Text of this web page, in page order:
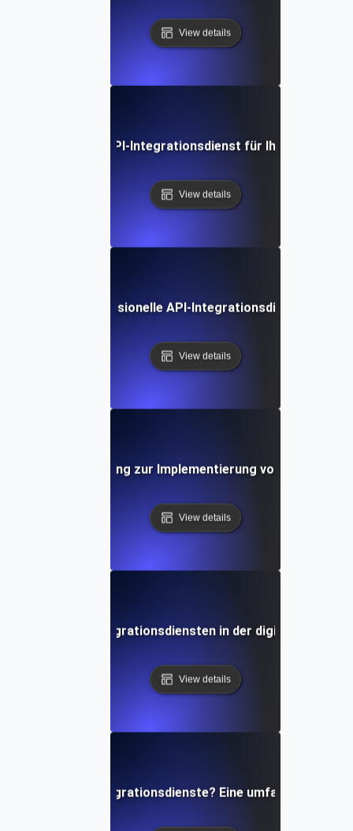
View details
den richtigen API-Integrationsdienst für Ihre
View details
Wie man professionelle API-Integrationsdienste
View details
Schritt-Anleitung zur Implementierung von API-
View details
Rolle von API-Integrationsdiensten in der digitalen
View details
Was sind API-Integrationsdienste? Eine umfassende